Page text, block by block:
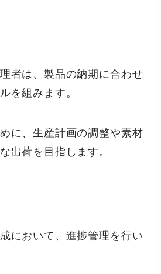
者は、製品の納期に合わせ
を組みます。
に、生産計画の調整や素材
出荷を目指します。
において、進捗管理を行い